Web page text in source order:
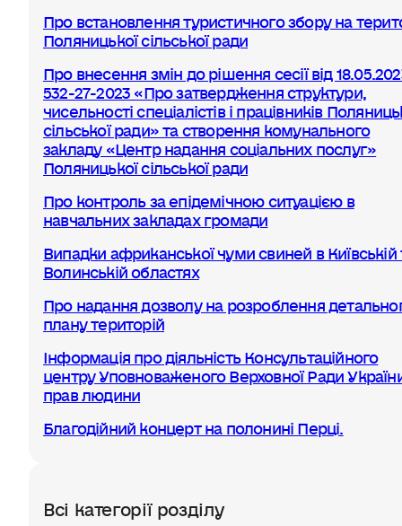
Про встановлення туристичного збору на
Поляницької сільської ради
Про внесення змін до рішення сесії від
532-27-2023 «Про затвердження структури,
чисельності спеціалістів і працівників
сільської ради» та створення комунального
закладу «Центр надання соціальних послуг»
Поляницької сільської ради
Про контроль за епідемічною ситуацією в
навчальних закладах громади
Випадки африканської чуми свиней в Київській
Волинській областях
Про надання дозволу на розроблення
плану територій
Інформація про діяльність Консультаційного
центру Уповноваженого Верховної Ради
прав людини
Благодійний концерт на полонині Перці.
Всі категорії розділу